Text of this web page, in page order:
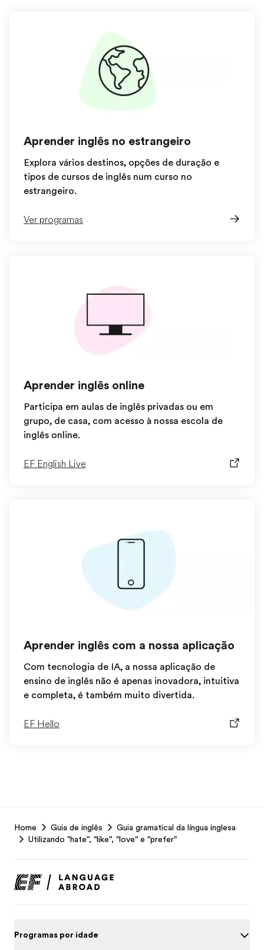
Aprender inglês no estrangeiro
Explora vários destinos, opções de duração e
tipos de cursos de inglês num curso no
estrangeiro.
Ver programas
Aprender inglês online
Participa em aulas de inglês privadas ou em
grupo, de casa, com acesso à nossa escola de
inglês online.
EF English Live
Aprender inglês com a nossa aplicação
Com tecnologia de IA, a nossa aplicação de
ensino de inglês não é apenas inovadora, intuitiva
e completa, é também muito divertida.
EF Hello
Footer
Home Guia de inglês
Guia gramatical da língua inglesa
Utilizando "hate", "like", "love" e "prefer"
Programas por idade